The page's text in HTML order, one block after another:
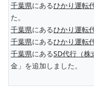
千葉県にあるひかり運転
た。
千葉県にあるひかり運転
千葉県にあるひかり運転
千葉県にあるSD代行（株
金」を追加しました。